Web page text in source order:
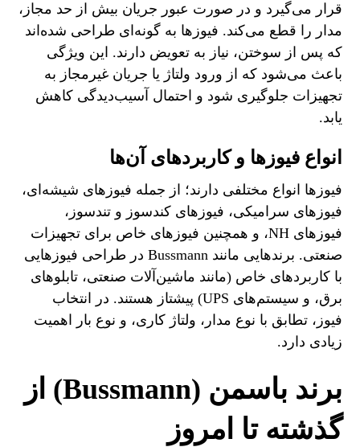
قرار می‌گیرد و در صورت عبور جریان بیش از حد مجاز،
مدار را قطع می‌کند. فیوزها به گونه‌ای طراحی شده‌اند
که پس از سوختن، نیاز به تعویض دارند. این ویژگی
باعث می‌شود که از ورود ولتاژ یا جریان غیرمجاز به
تجهیزات جلوگیری شود و احتمال آسیب‌دیدگی کاهش
یابد.
انواع فیوزها و کاربردهای آن‌ها
فیوزها انواع مختلفی دارند؛ از جمله فیوزهای شیشه‌ای،
فیوزهای سرامیکی، فیوزهای کندسوز و تندسوز،
فیوزهای NH، و همچنین فیوزهای خاص برای تجهیزات
صنعتی. برندهایی مانند Bussmann در طراحی فیوزهایی
با کاربردهای خاص (مانند ماشین‌آلات صنعتی، تابلوهای
برق، و سیستم‌های UPS) پیشتاز هستند. در انتخاب
فیوز، تطابق با نوع مدار، ولتاژ کاری، و نوع بار اهمیت
زیادی دارد.
برند باسمن (Bussmann) از
گذشته تا امروز